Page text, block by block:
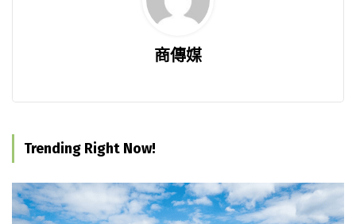
商傳媒
Trending Right Now!